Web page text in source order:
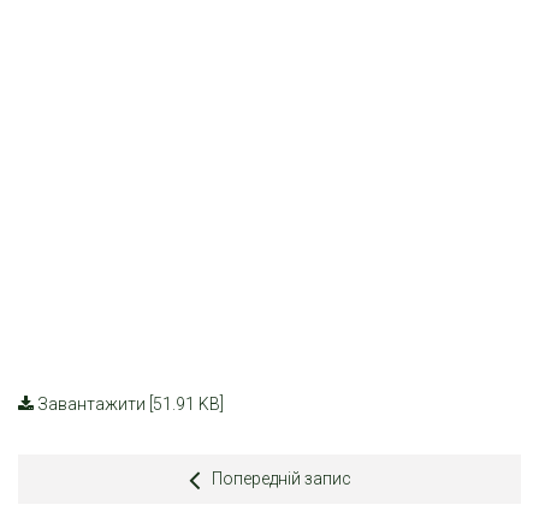
Завантажити [51.91 KB]
Попередній запис